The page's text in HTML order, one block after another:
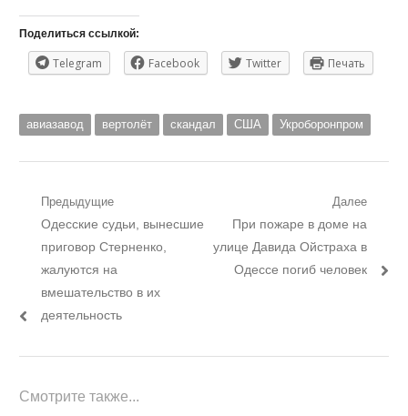
Поделиться ссылкой:
Telegram Facebook Twitter Печать
авиазавод вертолёт скандал США Укроборонпром
Навигация
записям
Предыдущие
Предыдущий
пост:
Одесские судьи, вынесшие
приговор Стерненко,
жалуются на
вмешательство в их
деятельность
Далее
Следующий
пост:
При пожаре в доме на
улице Давида Ойстраха в
Одессе погиб человек
Смотрите также...